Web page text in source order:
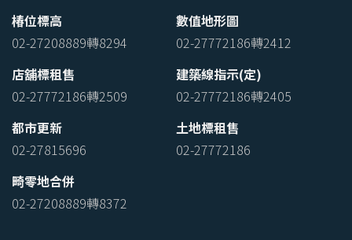
椿位標高
02-27208889轉8294
數值地形圖
02-27772186轉2412
店舖標租售
02-27772186轉2509
建築線指示(定)
02-27772186轉2405
都市更新
02-27815696
土地標租售
02-27772186
畸零地合併
02-27208889轉8372